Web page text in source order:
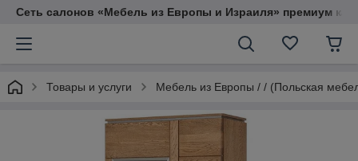
Сеть салонов «Мебель из Европы и Израиля» премиум
Товары и услуги Мебель из Европы / / (Польская